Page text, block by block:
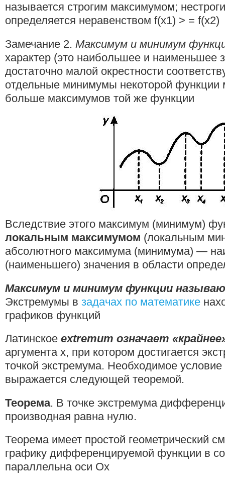
называется строгим максимумом;
определяется неравенством f(x1) > = f(x2)
Замечание 2. Максимум и минимум
характер (это наибольшее и наименьшее
достаточно малой окрестности
отдельные минимумы некоторой функции
больше максимумов той же функции
Вследствие этого максимум (минимум)
локальным максимумом (локальным
абсолютного максимума (минимума) —
(наименьшего) значения в области
Максимум и минимум функции
Экстремумы в задачах по математике
графиков функций
Латинское extremum означает
аргумента х, при котором достигается
точкой экстремума. Необходимое
выражается следующей теоремой.
Теорема. В точке экстремума
производная равна нулю.
Теорема имеет простой геометрический
графику дифференцируемой функции в
параллельна оси Ох